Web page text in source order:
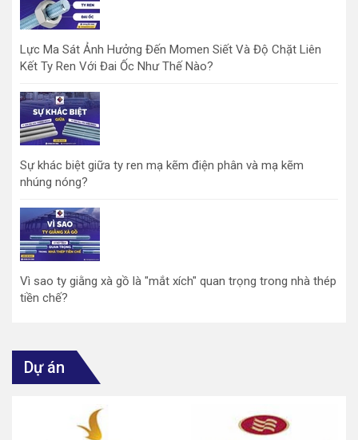
Lực Ma Sát Ảnh Hưởng Đến Momen Siết Và Độ Chặt Liên
Kết Ty Ren Với Đai Ốc Như Thế Nào?
Sự khác biệt giữa ty ren mạ kẽm điện phân và mạ kẽm
nhúng nóng?
Vì sao ty giằng xà gồ là "mắt xích" quan trọng trong nhà thép
tiền chế?
Dự án